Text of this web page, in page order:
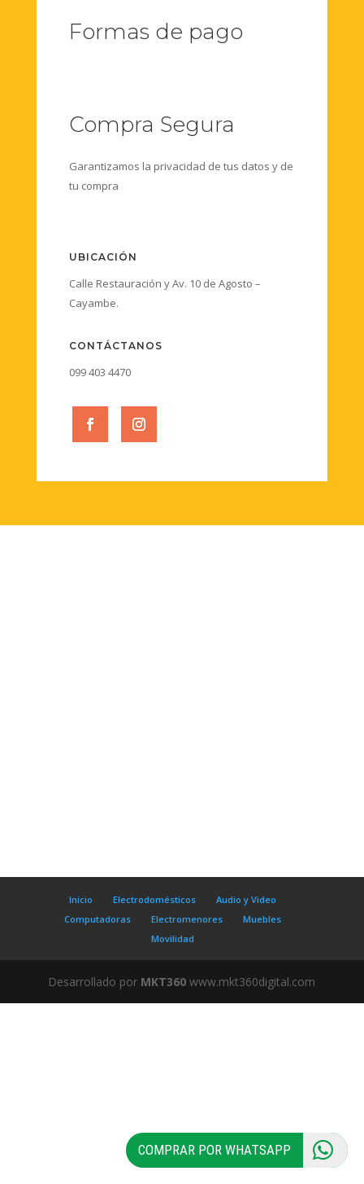
Formas de pago
Compra Segura
Garantizamos la privacidad de tus datos y de
tu compra
UBICACIÓN
Calle Restauración y Av. 10 de Agosto –
Cayambe.
CONTÁCTANOS
099 403 4470
Inicio Electrodomésticos
Audio y Video
Computadoras
Electromenores
Muebles
Movilidad
Desarrollado por MKT360 www.mkt360digital.com
COMPRAR POR WHATSAPP